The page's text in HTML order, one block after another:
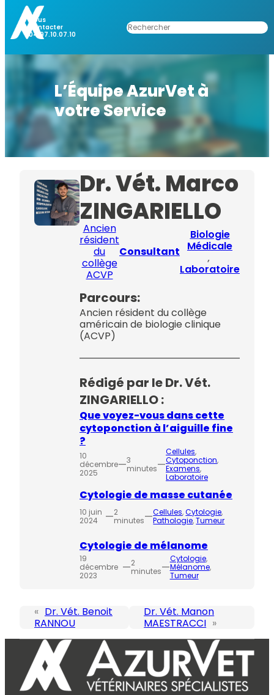
Nous
Contacter
04.97.10.07.10
Rechercher
L’Équipe AzurVet à
votre Service
Dr. Vét. Marco
ZINGARIELLO
Ancien
résident
du
collège
ACVP
Consultant
Biologie
Médicale
,
Laboratoire
Parcours:
Ancien résident du collège
américain de biologie clinique
(ACVP)
Rédigé par le Dr. Vét.
ZINGARIELLO :
Que voyez-vous dans cette
cytoponction à l’aiguille fine
?
10
décembre
2025
—3
minutes—
Cellules,
Cytoponction,
Examens,
Laboratoire
Cytologie de masse cutanée
10 juin
2024
—2
minutes—Cellules, Cytologie,
Pathologie, Tumeur
Cytologie de mélanome
19
décembre
2023
—2
minutes—
Cytologie,
Mélanome,
Tumeur
« Dr. Vét. Benoit
RANNOU
Dr. Vét. Manon
MAESTRACCI »